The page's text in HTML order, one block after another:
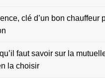
clé d’un bon chauffeur
faut savoir sur la
la choisir